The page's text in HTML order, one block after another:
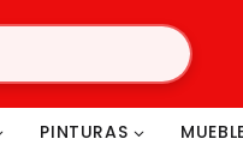
PINTURAS